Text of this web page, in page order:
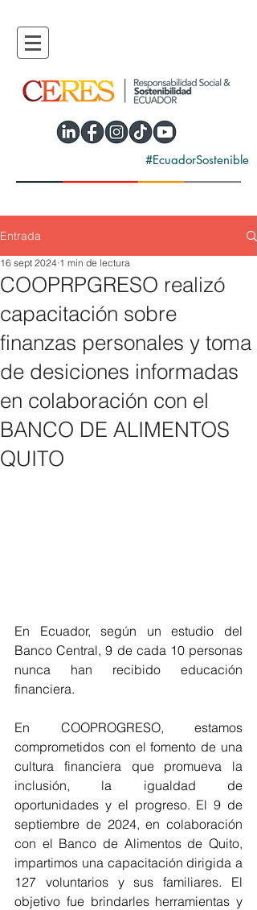
#EcuadorSostenible
Entrada
COOPRPGRESO realizó
capacitación sobre
finanzas personales y toma
de desiciones informadas
en colaboración con el
BANCO DE ALIMENTOS
QUITO
16 sept 2024 1 min de lectura
En Ecuador, según un estudio del
Banco Central, 9 de cada 10 personas
nunca han recibido educación
financiera.
En COOPROGRESO, estamos
comprometidos con el fomento de una
cultura financiera que promueva la
inclusión, la igualdad de
oportunidades y el progreso. El 9 de
septiembre de 2024, en colaboración
con el Banco de Alimentos de Quito,
impartimos una capacitación dirigida a
127 voluntarios y sus familiares. El
objetivo fue brindarles herramientas y